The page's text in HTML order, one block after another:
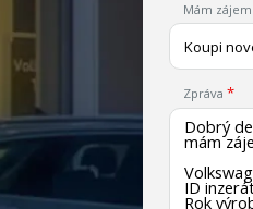
Mám
Koupi
Zpráva